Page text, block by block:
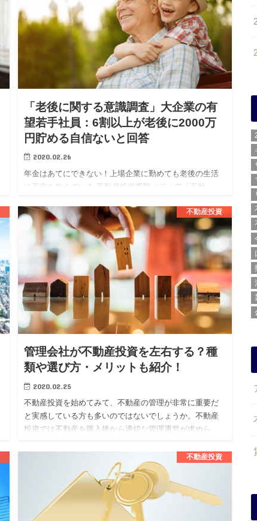
「老後に関する意識調査」大企業の有
望若手社員：6割以上が老後に2000万
円貯める自信ないと回答
2020.02.26
年金はあてにできない！上場企業に勤めても老後の生活
に不安を抱えている 不動産投資専門メディア「不動
藤 剛、本社：東京都渋谷区）は、上場企業勤続3年目以
上の20代男…
不動産投資
管理会社が不動産投資を左右する？種
類や選び方・メリットも紹介！
2020.02.25
不動産投資を始めてみて、不動産の管理が非常に重要だ
と実感している方も多いのではないでしょうか。不動産
投資では不動産を購入後から適切な管理運営が求めら
不動産投資